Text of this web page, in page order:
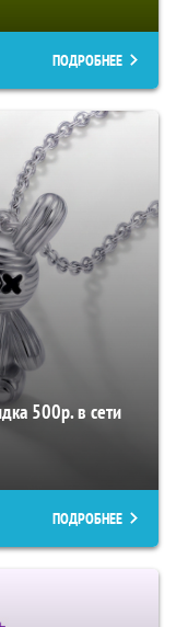
ПОДРОБНЕЕ
500р. в сети
ПОДРОБНЕЕ